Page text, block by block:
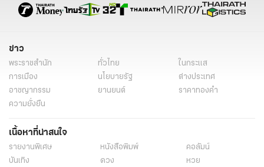
ข่าว
พระราชสำนัก ทั่วไทย
ในกระแส
การเมือง
นโยบายรัฐ
ต่างประเทศ
อาชญากรรม
ยานยนต์
ราคาทองคำ
ความยั่งยืน
เนื้อหาที่น่าสนใจ
รายงานพิเศษ หนังสือพิมพ์
คอลัมน์
บันเทิง
ดวง
หวย